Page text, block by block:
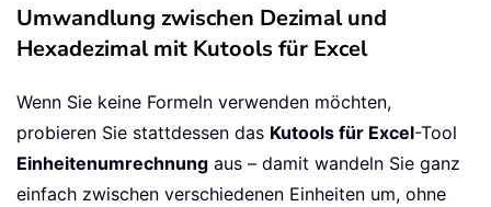
Umwandlung zwischen Dezimal und
Hexadezimal mit Kutools für Excel
Wenn Sie keine Formeln verwenden möchten,
probieren Sie stattdessen das Kutools für Excel-Tool
Einheitenumrechnung aus – damit wandeln Sie ganz
einfach zwischen verschiedenen Einheiten um, ohne